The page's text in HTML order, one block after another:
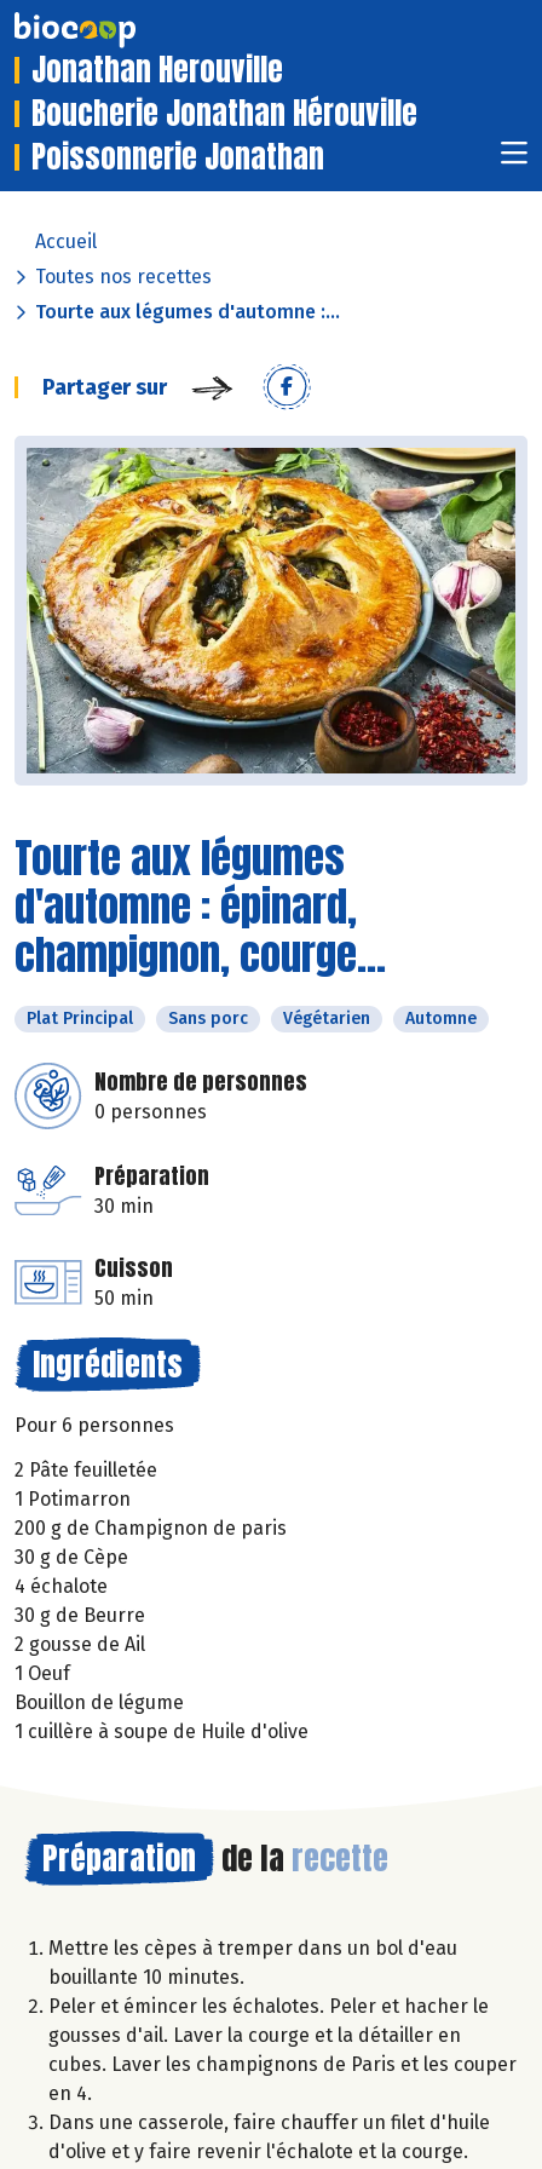
Jonathan Herouville
Boucherie Jonathan Hérouville
Poissonnerie Jonathan
Accueil
Toutes nos recettes
Tourte aux légumes d'automne :...
Partager sur
Tourte aux légumes
d'automne : épinard,
champignon, courge...
Plat Principal Sans porc Végétarien Automne
Nombre de personnes
0 personnes
Préparation
30 min
Cuisson
50 min
Ingrédients
Pour 6 personnes
2 Pâte feuilletée
1 Potimarron
200 g de Champignon de paris
30 g de Cèpe
4 échalote
30 g de Beurre
2 gousse de Ail
1 Oeuf
Bouillon de légume
1 cuillère à soupe de Huile d'olive
Préparation de la recette
Mettre les cèpes à tremper dans un bol d'eau
bouillante 10 minutes.
Peler et émincer les échalotes. Peler et hacher le
gousses d'ail. Laver la courge et la détailler en
cubes. Laver les champignons de Paris et les couper
en 4.
Dans une casserole, faire chauffer un filet d'huile
d'olive et y faire revenir l'échalote et la courge.